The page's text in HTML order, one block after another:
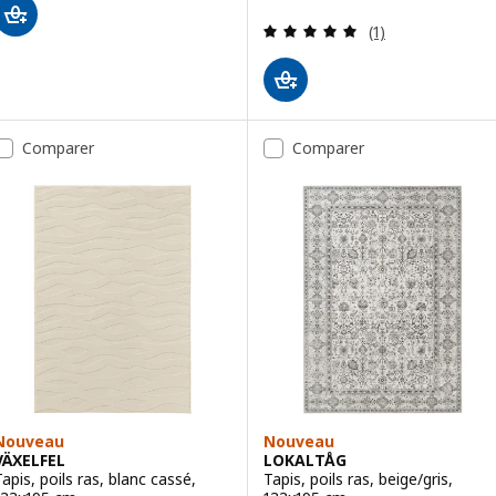
Révision: 5
(1)
Comparer
poils ras, blanc cassé,
Comparer
Nouveau
LOKALTÅG
Tapis, poils ras, beige/gris,